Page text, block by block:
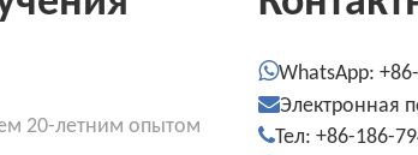
20-летним опытом
WhatsApp:
Электронная
Тел: +86-186-